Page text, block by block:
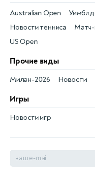
Новости тенниса
Australian Open
US Open
Прочие виды
Новости
Милан-2026
Игры
Новости игр